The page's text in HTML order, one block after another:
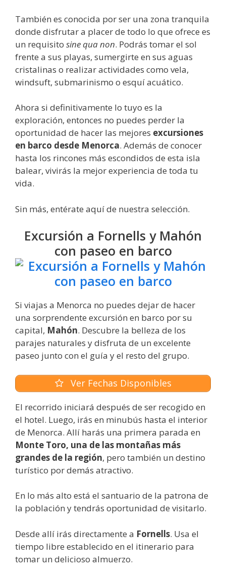
También es conocida por ser una zona tranquila
donde disfrutar a placer de todo lo que ofrece es
un requisito sine qua non. Podrás tomar el sol
frente a sus playas, sumergirte en sus aguas
cristalinas o realizar actividades como vela,
windsuft, submarinismo o esquí acuático.
Ahora si definitivamente lo tuyo es la
exploración, entonces no puedes perder la
oportunidad de hacer las mejores excursiones
en barco desde Menorca. Además de conocer
hasta los rincones más escondidos de esta isla
balear, vivirás la mejor experiencia de toda tu
vida.
Sin más, entérate aquí de nuestra selección.
Excursión a Fornells y Mahón
con paseo en barco
Si viajas a Menorca no puedes dejar de hacer
una sorprendente excursión en barco por su
capital, Mahón. Descubre la belleza de los
parajes naturales y disfruta de un excelente
paseo junto con el guía y el resto del grupo.
Ver Fechas Disponibles
El recorrido iniciará después de ser recogido en
el hotel. Luego, irás en minubús hasta el interior
de Menorca. Allí harás una primera parada en
Monte Toro, una de las montañas más
grandes de la región, pero también un destino
turístico por demás atractivo.
En lo más alto está el santuario de la patrona de
la población y tendrás oportunidad de visitarlo.
Desde allí irás directamente a Fornells. Usa el
tiempo libre establecido en el itinerario para
tomar un delicioso almuerzo.